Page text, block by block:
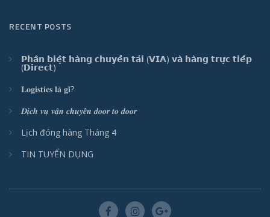
RECENT POSTS
𝗣𝗵𝗮̂𝗻 𝗯𝗶𝗲̣̂𝘁 𝗵𝗮̀𝗻𝗴 𝗰𝗵𝘂𝘆𝗲̂̉𝗻 𝘁𝗮̉𝗶 (𝗩𝗜𝗔) 𝘃𝗮̀ 𝗵𝗮̀𝗻𝗴 𝘁𝗿𝘂̛̣𝗰 𝘁𝗶𝗲̂́𝗽
(𝗗𝗶𝗿𝗲𝗰𝘁)
𝐋𝐨𝐠𝐢𝐬𝐭𝐢𝐜𝐬 𝐥𝐚̀ 𝐠𝐢̀?
𝑫𝒊̣𝒄𝒉 𝒗𝒖̣ 𝒗𝒂̣̂𝒏 𝒄𝒉𝒖𝒚𝒆̂̉𝒏 𝒅𝒐𝒐𝒓 𝒕𝒐 𝒅𝒐𝒐𝒓
Lịch đóng hàng Tháng 4
TIN TUYỂN DỤNG